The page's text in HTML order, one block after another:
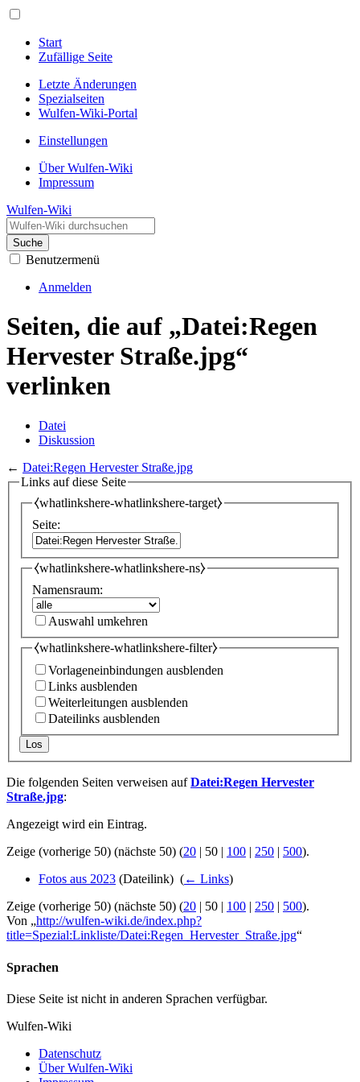
Start
Zufällige Seite
Letzte Änderungen
Spezialseiten
Wulfen-Wiki-Portal
Einstellungen
Über Wulfen-Wiki
Impressum
Wulfen-Wiki
Suche
Benutzermenü
Anmelden
Seiten, die auf „Datei:Regen
Hervester Straße.jpg“
verlinken
Datei
Diskussion
← Datei:Regen Hervester Straße.jpg
Links auf diese Seite
⧼whatlinkshere-whatlinkshere-target⧽
Seite:
⧼whatlinkshere-whatlinkshere-ns⧽
Namensraum:
Auswahl umkehren
⧼whatlinkshere-whatlinkshere-filter⧽
Vorlageneinbindungen ausblenden
Links ausblenden
Weiterleitungen ausblenden
Dateilinks ausblenden
Los
Die folgenden Seiten verweisen aufDatei:Regen Hervester
Straße.jpg:
Angezeigt wird ein Eintrag.
Zeige (vorherige 50) (nächste 50) (20 | 50 | 100 | 250 | 500).
Fotos aus 2023 (Dateilink) ‎ (← Links)
Zeige (vorherige 50) (nächste 50) (20 | 50 | 100 | 250 | 500).
Von „http://wulfen-wiki.de/index.php?
title=Spezial:Linkliste/Datei:Regen_Hervester_Straße.jpg“
Sprachen
Diese Seite ist nicht in anderen Sprachen verfügbar.
Wulfen-Wiki
Datenschutz
Über Wulfen-Wiki